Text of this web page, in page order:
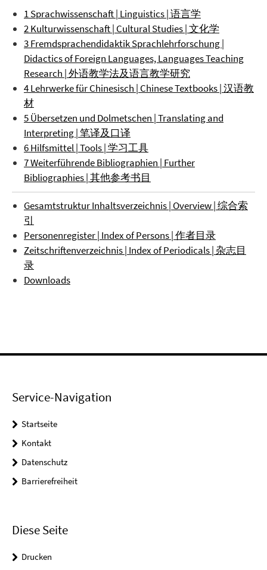
1 Sprachwissenschaft | Linguistics | 语言学
2 Kulturwissenschaft | Cultural Studies | 文化学
3 Fremdsprachendidaktik Sprachlehrforschung |
Didactics of Foreign Languages, Languages Teaching
Research | 外语教学法及语言教学研究
4 Lehrwerke für Chinesisch | Chinese Textbooks | 汉语教
材
5 Übersetzen und Dolmetschen | Translating and
Interpreting | 笔译及口译
6 Hilfsmittel | Tools | 学习工具
7 Weiterführende Bibliographien | Further
Bibliographies | 其他参考书目
Gesamtstruktur Inhaltsverzeichnis | Overview | 综合索
引
Personenregister | Index of Persons | 作者目录
Zeitschriftenverzeichnis | Index of Periodicals | 杂志目
录
Downloads
Service-Navigation
Startseite
Kontakt
Datenschutz
Barrierefreiheit
Diese Seite
Drucken